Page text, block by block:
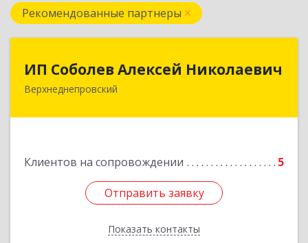
Рекомендованные партнеры
ИП Соболев Алексей Николаевич
Верхнеднепровский
Клиентов на сопровождении 5
Отправить заявку
Показать контакты
ИП Соболев Алексей Николаевич
Отправить заявку
Назад